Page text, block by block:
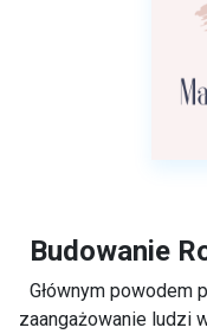
Budowanie
Głównym powodem
zaangażowanie ludzi